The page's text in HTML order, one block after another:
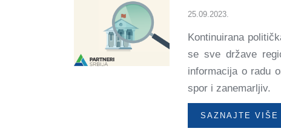
25.09.2023.
Kontinuirana
se sve države
informacija o radu
spor i zanemarljiv.
SAZNAJTE VIŠE